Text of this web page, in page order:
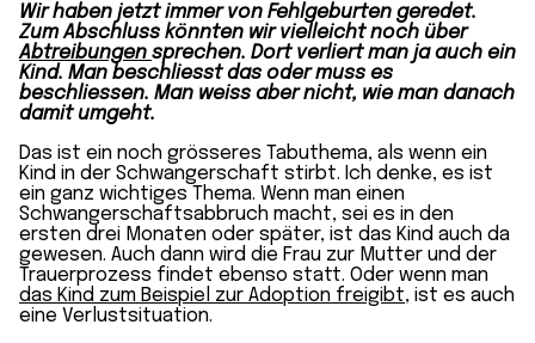
Wir haben jetzt immer von Fehlgeburten geredet.
Zum Abschluss könnten wir vielleicht noch über
Abtreibungen sprechen. Dort verliert man ja auch ein
Kind. Man beschliesst das oder muss es
beschliessen. Man weiss aber nicht, wie man danach
damit umgeht.
Das ist ein noch grösseres Tabuthema, als wenn ein
Kind in der Schwangerschaft stirbt. Ich denke, es ist
ein ganz wichtiges Thema. Wenn man einen
Schwangerschaftsabbruch macht, sei es in den
ersten drei Monaten oder später, ist das Kind auch da
gewesen. Auch dann wird die Frau zur Mutter und der
Trauerprozess findet ebenso statt. Oder wenn man
das Kind zum Beispiel zur Adoption freigibt, ist es auch
eine Verlustsituation.